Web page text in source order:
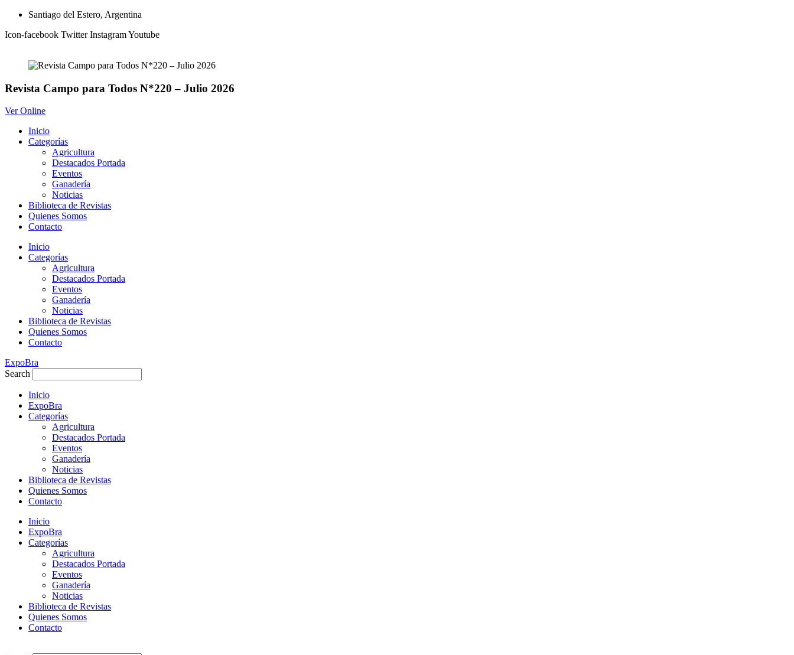
contenido
Santiago del Estero, Argentina
Icon-facebook Twitter InstagramYoutube
Revista Campo para Todos N*220 – Julio 2026
Ver Online
Inicio
Categorías
Agricultura
Destacados Portada
Eventos
Ganadería
Noticias
Biblioteca de Revistas
Quienes Somos
Contacto
Inicio
Categorías
Agricultura
Destacados Portada
Eventos
Ganadería
Noticias
Biblioteca de Revistas
Quienes Somos
Contacto
ExpoBra
Search
Inicio
ExpoBra
Categorías
Agricultura
Destacados Portada
Eventos
Ganadería
Noticias
Biblioteca de Revistas
Quienes Somos
Contacto
Inicio
ExpoBra
Categorías
Agricultura
Destacados Portada
Eventos
Ganadería
Noticias
Biblioteca de Revistas
Quienes Somos
Contacto